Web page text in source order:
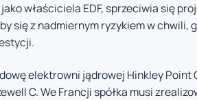
właściciela EDF, sprzeciwia się
się z nadmiernym ryzykiem w chwili,
elektrowni jądrowej Hinkley
C. We Francji spółka musi